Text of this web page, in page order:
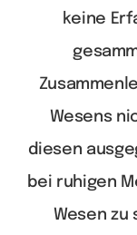
keine
Wesens
diesen
bei ruhigen
Wesen zu